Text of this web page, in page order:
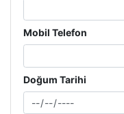
Mobil Telefon
Doğum Tarihi